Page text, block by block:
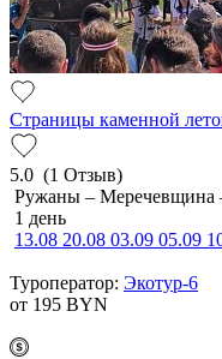
Страницы каменной
5.0 (1 Отзыв)
Ружаны – Меречевщина
1 день
13.08 20.08 03.09 05.09
Туроператор: Экотур-6
от 195 BYN